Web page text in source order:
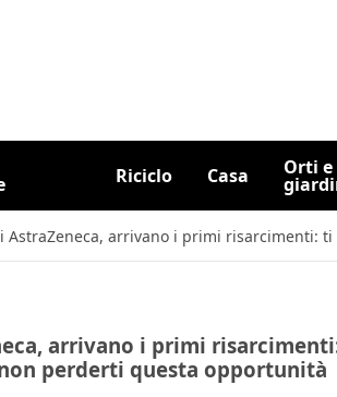
Riciclo Casa Orti e
AstraZeneca, arrivano i primi
arrivano i primi
perderti questa opportunità